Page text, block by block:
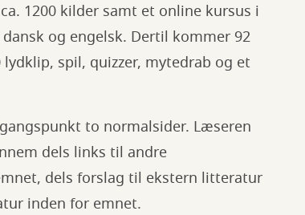
1200 kilder samt et online kursus i
og engelsk. Dertil kommer 92
spil, quizzer, mytedrab og et
to normalsider. Læseren
dels links til andre
dels forslag til ekstern litteratur
inden for emnet.